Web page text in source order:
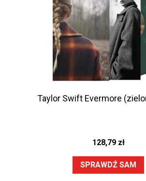
Taylor Swift Evermore
128,79 zł
SPRAWDŹ SAM